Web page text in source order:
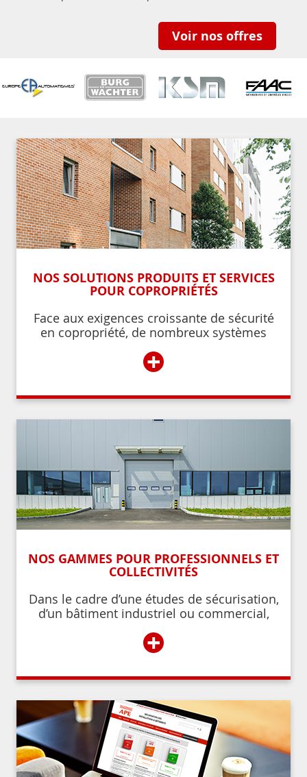
Voir nos offres
NOS SOLUTIONS PRODUITS ET SERVICES
POUR COPROPRIÉTÉS
Face aux exigences croissante de sécurité
en copropriété, de nombreux systèmes
l’accès à l’immeuble aux résidents ou aux
personnes autorisées par ces derniers.
+
NOS GAMMES POUR PROFESSIONNELS ET
COLLECTIVITÉS
Dans le cadre d’une études de sécurisation,
d’un bâtiment industriel ou commercial,
+